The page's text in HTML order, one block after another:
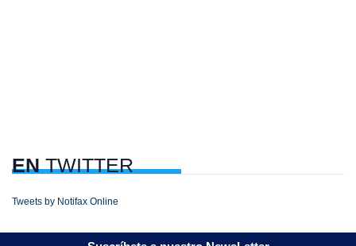
ENTWITTER
Tweets by Notifax Online